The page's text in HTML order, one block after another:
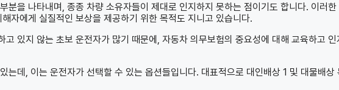
분을 나타내며, 종종 차량 소유자들이 제대로 인지하지 못하는 점이기도 합니다. 이러한
자에게 실질적인 보상을 제공하기 위한 목적도 지니고 있습니다.
있지 않는 초보 운전자가 많기 때문에, 자동차 의무보험의 중요성에 대해 교육하고 인
는데, 이는 운전자가 선택할 수 있는 옵션들입니다. 대표적으로 대인배상 1 및 대물배상